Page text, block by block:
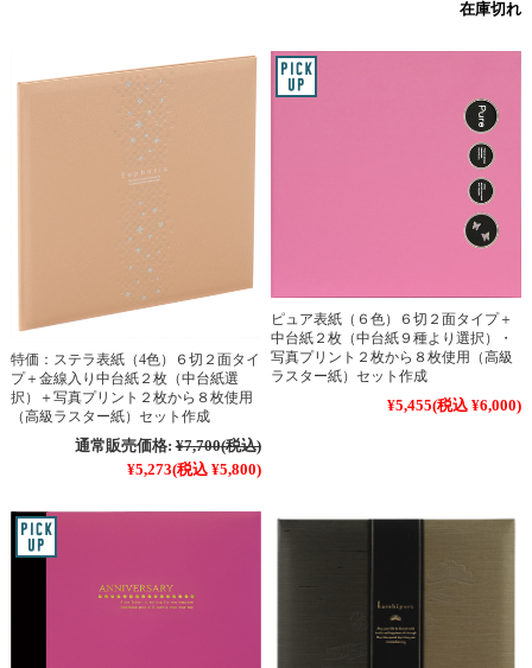
在庫切れ
特価：ステラ表紙（4色）６切２面タイ
プ＋金線入り中台紙２枚（中台紙選
択）＋写真プリント２枚から８枚使用
（高級ラスター紙）セット作成
通常販売価格: ¥7,700(税込)
¥5,273(税込 ¥5,800)
ピュア表紙（６色）６切２面タイプ＋
中台紙２枚（中台紙９種より選択）・
写真プリント２枚から８枚使用（高級
ラスター紙）セット作成
¥5,455(税込 ¥6,000)